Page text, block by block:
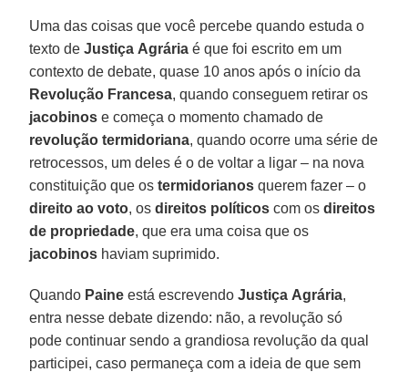
Uma das coisas que você percebe quando estuda o
texto deJustiça Agrária é que foi escrito em um
contexto de debate, quase 10 anos após o início da
Revolução Francesa, quando conseguem retirar os
jacobinos e começa o momento chamado de
revolução termidoriana, quando ocorre uma série de
retrocessos, um deles é o de voltar a ligar – na nova
constituição que ostermidorianos querem fazer – o
direito ao voto, osdireitos políticos com osdireitos
de propriedade, que era uma coisa que os
jacobinos haviam suprimido.
Quando Paine está escrevendoJustiça Agrária,
entra nesse debate dizendo: não, a revolução só
pode continuar sendo a grandiosa revolução da qual
participei, caso permaneça com a ideia de que sem